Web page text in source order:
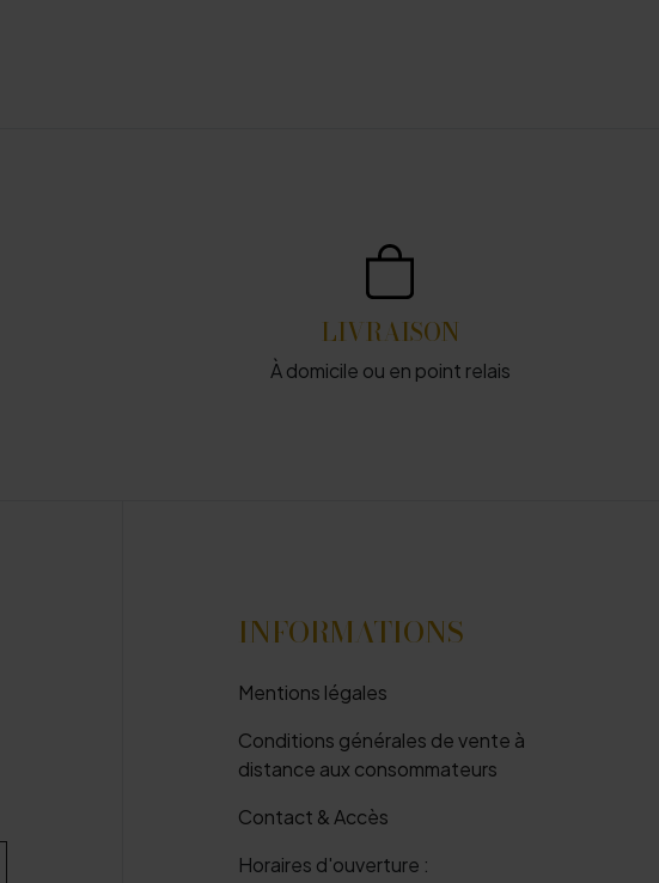
LIVRAISON
À domicile ou en point relais
INFORMATIONS
Mentions légales
Conditions générales de vente à
distance aux consommateurs
Contact & Accès
Horaires d'ouverture :